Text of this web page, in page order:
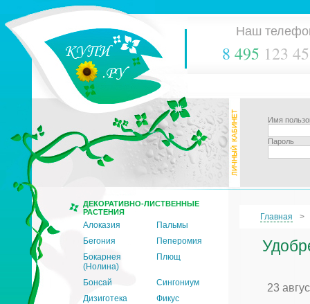
Наш
8 495 123
Имя
Пароль
ДЕКОРАТИВНО-ЛИСТВЕННЫЕ
РАСТЕНИЯ
Алоказия
Пальмы
Бегония
Пеперомия
Бокарнея
(Нолина)
Плющ
Бонсай
Сингониум
Дизиготека
Фикус
Главная
23